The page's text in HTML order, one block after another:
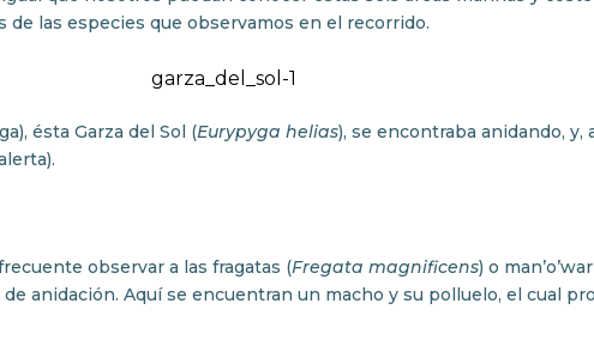
las especies que observamos en el recorrido.
ésta Garza del Sol (Eurypyga helias), se encontraba anidando,
observar a las fragatas (Fregata magnificens) o
anidación. Aquí se encuentran un macho y su polluelo, el cual